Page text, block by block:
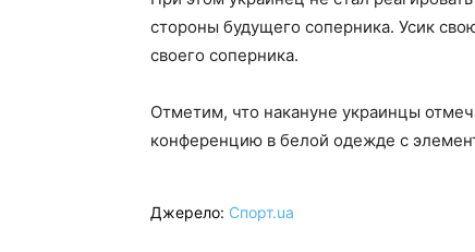
стороны будущего соперника. Усик
своего соперника.
Отметим, что накануне украинцы
конференцию в белой одежде с
Джерело: Спорт.ua